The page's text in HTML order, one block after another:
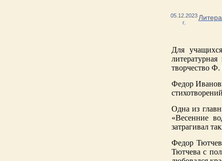
05.12.2023
г.
Для
творчество
Федор
Одна из
«Весенние
затрагивал
Федор
Тютчева с